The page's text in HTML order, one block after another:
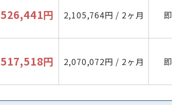
526,441円 2,105,764円 / 2ヶ月
517,518円 2,070,072円 / 2ヶ月